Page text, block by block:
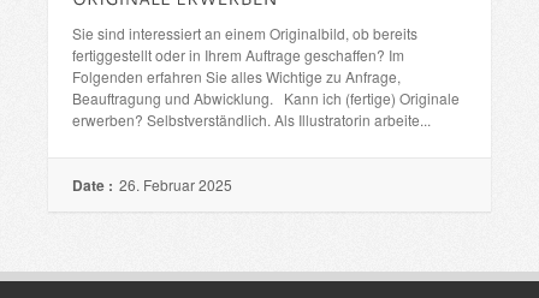
Sie sind interessiert an einem Originalbild, ob bereits
fertiggestellt oder in Ihrem Auftrage geschaffen? Im
Folgenden erfahren Sie alles Wichtige zu Anfrage,
Beauftragung und Abwicklung. Kann ich (fertige) Originale
erwerben? Selbstverständlich. Als Illustratorin arbeite...
Date : 26. Februar 2025